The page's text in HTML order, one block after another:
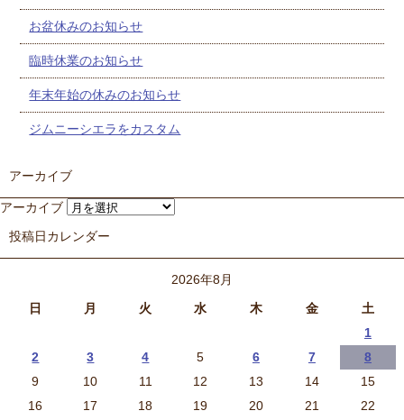
お盆休みのお知らせ
臨時休業のお知らせ
年末年始の休みのお知らせ
ジムニーシエラをカスタム
アーカイブ
アーカイブ
投稿日カレンダー
2026年8月
日
月 火 水 木 金 土
1
2
3 4 5 6 7
8
9
10 11 12 13 14
15
16
17 18 19 20 21
22